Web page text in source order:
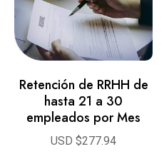
Retención de RRHH de
hasta 21 a 30
empleados por Mes
USD $277.94